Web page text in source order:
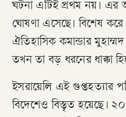
ঘটনা এটিই প্রথম নয়। এর
ঘোষণা এসেছে। বিশেষ
ঐতিহাসিক কমান্ডার
তখন তা বড় ধরনের ধাক্কা
​ইসরায়েলি এই গুপ্তহত্যার
বিদেশেও বিস্তৃত হয়েছে।